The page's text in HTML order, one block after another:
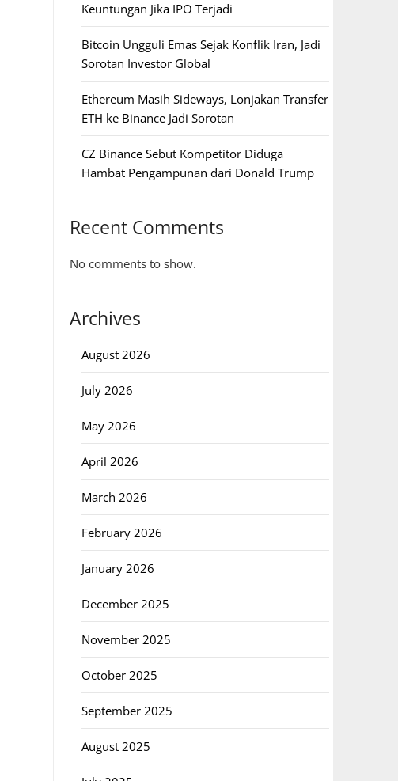
Keuntungan Jika IPO Terjadi
Bitcoin Ungguli Emas Sejak Konflik Iran, Jadi
Sorotan Investor Global
Ethereum Masih Sideways, Lonjakan Transfer
ETH ke Binance Jadi Sorotan
CZ Binance Sebut Kompetitor Diduga
Hambat Pengampunan dari Donald Trump
Recent Comments
No comments to show.
Archives
August 2026
July 2026
May 2026
April 2026
March 2026
February 2026
January 2026
December 2025
November 2025
October 2025
September 2025
August 2025